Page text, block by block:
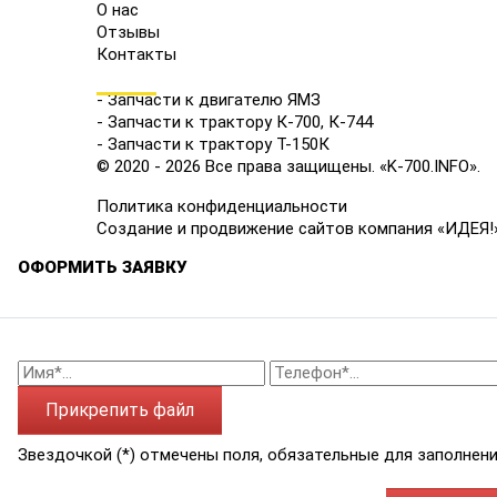
О нас
Отзывы
Контакты
- Запчасти к двигателю ЯМЗ
- Запчасти к трактору К-700, К-744
- Запчасти к трактору Т-150К
© 2020 - 2026 Все права защищены. «K-700.INFO».
Политика конфиденциальности
Создание и продвижение сайтов компания
ОФОРМИТЬ ЗАЯВКУ
Прикрепить файл
Звездочкой (*) отмечены поля, обязательные для